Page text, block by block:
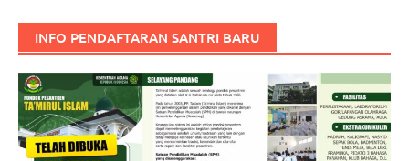
INFO PENDAFTARAN SANTRI BARU